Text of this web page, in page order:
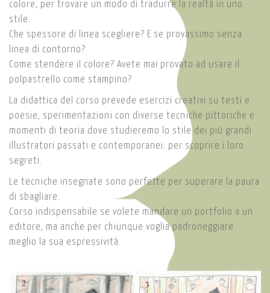
colore, per trovare un modo di tradurre la realtà in uno
stile.
Che spessore di linea scegliere? E se provassimo senza
linea di contorno?
Come stendere il colore? Avete mai provato ad usare il
polpastrello come stampino?
La didattica del corso prevede esercizi creativi su testi e
poesie, sperimentazioni con diverse tecniche pittoriche e
momenti di teoria dove studieremo lo stile dei più grandi
illustratori passati e contemporanei: per scoprire i loro
segreti.
Le tecniche insegnate sono perfette per superare la paura
di sbagliare.
Corso indispensabile se volete mandare un portfolio a un
editore, ma anche per chiunque voglia padroneggiare
meglio la sua espressività.